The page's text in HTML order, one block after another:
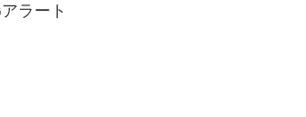
ラート